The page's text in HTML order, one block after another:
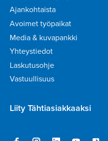
Ajankohtaista
Avoimet työpaikat
Media & kuvapankki
Yhteystiedot
Laskutusohje
Vastuullisuus
Liity Tähtiasiakkaaksi